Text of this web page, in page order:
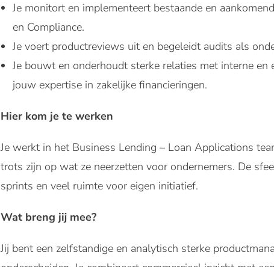
Je monitort en implementeert bestaande en
en Compliance.
Je voert productreviews uit en begeleidt audits als
Je bouwt en onderhoudt sterke relaties met interne
jouw expertise in zakelijke financieringen.
Hier kom je te werken
Je werkt in het Business Lending – Loan Applications
trots zijn op wat ze neerzetten voor ondernemers. De
sprints en veel ruimte voor eigen initiatief.
Wat breng jij mee?
Jij bent een zelfstandige en analytisch sterke